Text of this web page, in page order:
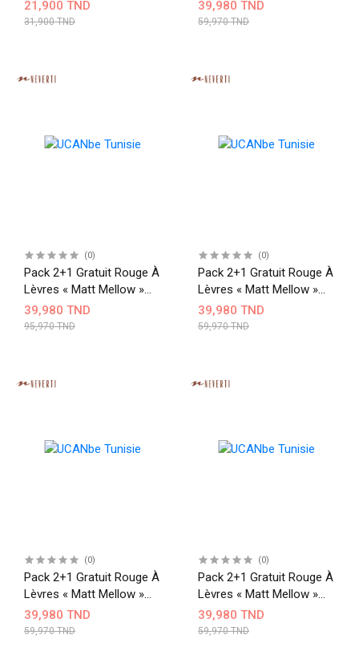
21,900 TND
31,900 TND
39,980 TND
59,970 TND
(0)
Pack 2+1 Gratuit Rouge À
Lèvres « Matt Mellow »
006+004+012
39,980 TND
95,970 TND
(0)
Pack 2+1 Gratuit Rouge À
Lèvres « Matt Mellow »
007+009+011
39,980 TND
59,970 TND
(0)
Pack 2+1 Gratuit Rouge À
Lèvres « Matt Mellow »
004+005+006
39,980 TND
59,970 TND
(0)
Pack 2+1 Gratuit Rouge À
Lèvres « Matt Mellow »
005+009+010
39,980 TND
59,970 TND